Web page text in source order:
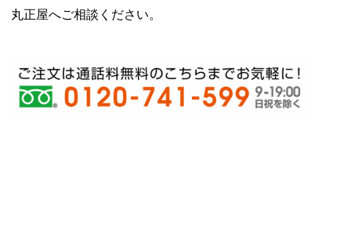
丸正屋へご相談ください。